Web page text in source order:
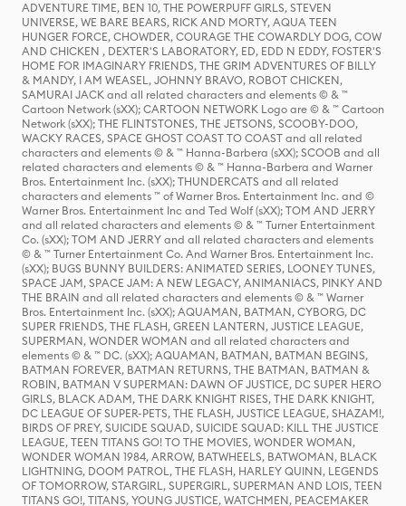
ADVENTURE TIME, BEN 10, THE POWERPUFF GIRLS, STEVEN
UNIVERSE, WE BARE BEARS, RICK AND MORTY, AQUA TEEN
HUNGER FORCE, CHOWDER, COURAGE THE COWARDLY DOG, COW
AND CHICKEN , DEXTER'S LABORATORY, ED, EDD N EDDY, FOSTER'S
HOME FOR IMAGINARY FRIENDS, THE GRIM ADVENTURES OF BILLY
& MANDY, I AM WEASEL, JOHNNY BRAVO, ROBOT CHICKEN,
SAMURAI JACK and all related characters and elements © & ™
Cartoon Network (sXX); CARTOON NETWORK Logo are © & ™ Cartoon
Network (sXX); THE FLINTSTONES, THE JETSONS, SCOOBY-DOO,
WACKY RACES, SPACE GHOST COAST TO COAST and all related
characters and elements © & ™ Hanna-Barbera (sXX); SCOOB and all
related characters and elements © & ™ Hanna-Barbera and Warner
Bros. Entertainment Inc. (sXX); THUNDERCATS and all related
characters and elements ™ of Warner Bros. Entertainment Inc. and ©
Warner Bros. Entertainment Inc and Ted Wolf (sXX); TOM AND JERRY
and all related characters and elements © & ™ Turner Entertainment
Co. (sXX); TOM AND JERRY and all related characters and elements
© & ™ Turner Entertainment Co. And Warner Bros. Entertainment Inc.
(sXX); BUGS BUNNY BUILDERS: ANIMATED SERIES, LOONEY TUNES,
SPACE JAM, SPACE JAM: A NEW LEGACY, ANIMANIACS, PINKY AND
THE BRAIN and all related characters and elements © & ™ Warner
Bros. Entertainment Inc. (sXX); AQUAMAN, BATMAN, CYBORG, DC
SUPER FRIENDS, THE FLASH, GREEN LANTERN, JUSTICE LEAGUE,
SUPERMAN, WONDER WOMAN and all related characters and
elements © & ™ DC. (sXX); AQUAMAN, BATMAN, BATMAN BEGINS,
BATMAN FOREVER, BATMAN RETURNS, THE BATMAN, BATMAN &
ROBIN, BATMAN V SUPERMAN: DAWN OF JUSTICE, DC SUPER HERO
GIRLS, BLACK ADAM, THE DARK KNIGHT RISES, THE DARK KNIGHT,
DC LEAGUE OF SUPER-PETS, THE FLASH, JUSTICE LEAGUE, SHAZAM!,
BIRDS OF PREY, SUICIDE SQUAD, SUICIDE SQUAD: KILL THE JUSTICE
LEAGUE, TEEN TITANS GO! TO THE MOVIES, WONDER WOMAN,
WONDER WOMAN 1984, ARROW, BATWHEELS, BATWOMAN, BLACK
LIGHTNING, DOOM PATROL, THE FLASH, HARLEY QUINN, LEGENDS
OF TOMORROW, STARGIRL, SUPERGIRL, SUPERMAN AND LOIS, TEEN
TITANS GO!, TITANS, YOUNG JUSTICE, WATCHMEN, PEACEMAKER